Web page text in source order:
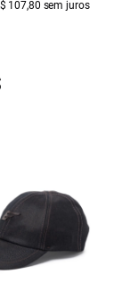
107,80 sem juros